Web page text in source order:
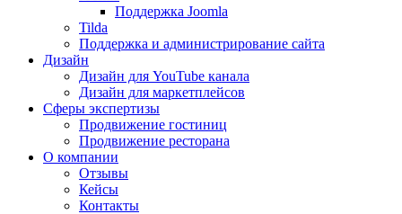
Поддержка Joomla
Tilda
Поддержка и администрирование сайта
Дизайн
Дизайн для YouTube канала
Дизайн для маркетплейсов
Сферы экспертизы
Продвижение гостиниц
Продвижение ресторана
О компании
Отзывы
Кейсы
Контакты